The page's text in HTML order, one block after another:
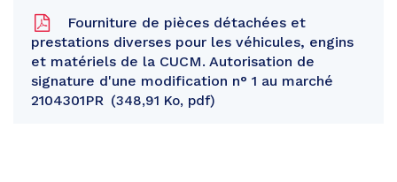
Fourniture de pièces détachées et
prestations diverses pour les véhicules, engins
et matériels de la CUCM. Autorisation de
signature d'une modification n° 1 au marché
2104301PR
348,91 Ko, pdf